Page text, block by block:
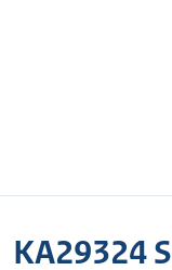
KA29324